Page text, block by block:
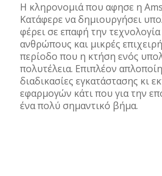
H κληρονομιά που αφησε η
Κατάφερε να δημιουργήσει
φέρει σε επαφή την
ανθρώπους και μικρές
περίοδο που η κτήση ενός
πολυτέλεια. Επιπλέον
διαδικασίες εγκατάστασης κι
εφαρμογών κάτι που για την
ένα πολύ σημαντικό βήμα.